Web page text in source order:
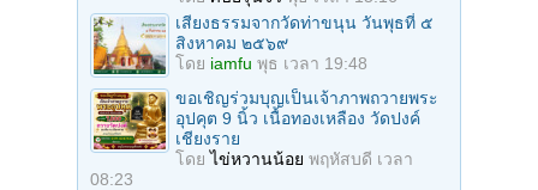
เสียงธรรมจากวัดท่าขนุน วันพุธที่ ๕
สิงหาคม ๒๕๖๙
โดย iamfu พุธ เวลา 19:48
ขอเชิญร่วมบุญเป็นเจ้าภาพถวายพระ
อุปคุต 9 นิ้ว เนื้อทองเหลือง วัดปงค์
เชียงราย
โดยไข่หวานน้อย พฤหัสบดี เวลา
08:23